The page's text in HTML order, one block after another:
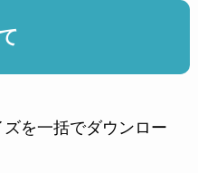
を一括でダウンロー